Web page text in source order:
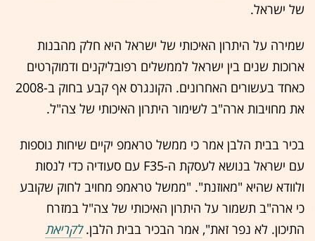
של ישראל.
שמירה על היתרון האיכותי של ישראל היא חלק מהבנות
ארוכות שנים בין ישראל לממשלים רפובליקנים ודמוקרטים
כאחד בעשורים האחרונים. הקונגרס אף קבע בחוק ב-2008
את מחויבות ארה"ב לשימור היתרון האיכותי של צה"ל.
בכיר בבית הלבן אמר כי ממשל טראמפ יקיים שיחות נוספות
עם ישראל בנושא לעסקת ה-F35 עם סעודיה כדי לנסות
ולוודא שהיא "מאוזנת". "ממשל טראמפ מחויב לחוק שקובע
כי ארה"ב תשמור על היתרון האיכותי של צה"ל במזרח
התיכון. לא נפר זאת", אמר הבכיר בבית הלבן.לקריאת